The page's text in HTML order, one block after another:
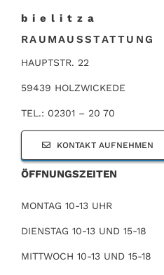
b i e l i t z a
RAUMAUSSTATTUNG
HAUPTSTR. 22
59439 HOLZWICKEDE
TEL.: 02301 – 20 70
KONTAKT AUFNEHMEN
ÖFFNUNGSZEITEN
MONTAG 10-13 UHR
DIENSTAG 10-13 UND 15-18
MITTWOCH 10-13 UND 15-18